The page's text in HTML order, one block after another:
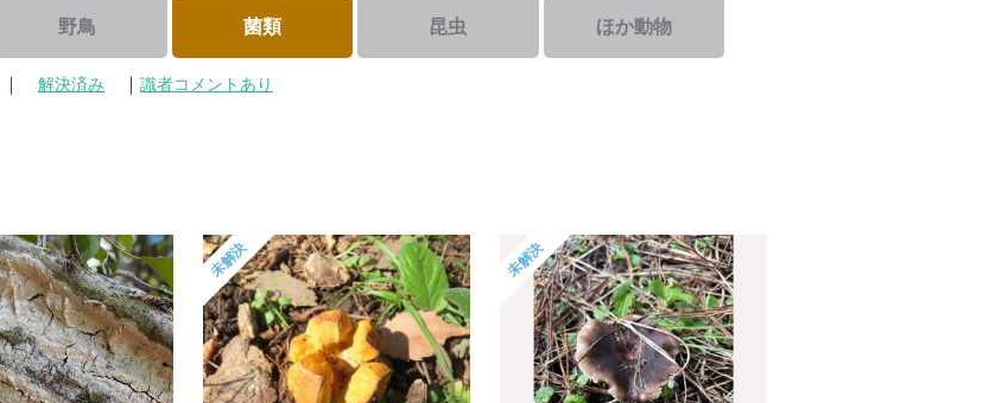
野鳥 菌類 昆虫 ほか動物
解決済み ｜ 識者コメントあり
未解決 未解決